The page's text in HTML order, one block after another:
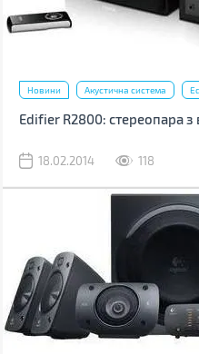
Новини Акустична система
Edifier R2800: стереопара
18.02.2014 118